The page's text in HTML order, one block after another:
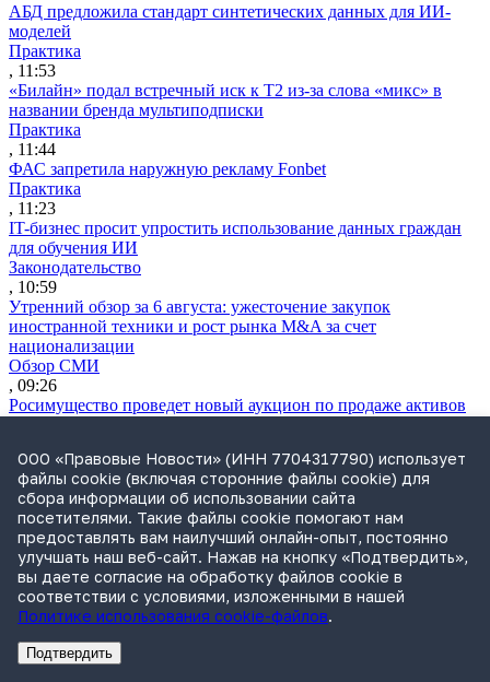
АБД предложила стандарт синтетических данных для ИИ-
моделей
Практика
, 11:53
«Билайн» подал встречный иск к Т2 из-за слова «микс» в
названии бренда мультиподписки
Практика
, 11:44
ФАС запретила наружную рекламу Fonbet
Практика
, 11:23
IT-бизнес просит упростить использование данных граждан
для обучения ИИ
Законодательство
, 10:59
Утренний обзор за 6 августа: ужесточение закупок
иностранной техники и рост рынка M&A за счет
национализации
Обзор СМИ
, 09:26
Росимущество проведет новый аукцион по продаже активов
, 18:50
ВС решит, отвечает ли по долгам брошенной компании новый
руководитель
Практика
, 18:47
Путин подписал закон о новых правилах комплексного
развития территорий
Законодательство
, 18:24
ВС защитил право на взыскание займа по расписке
Практика
РекламаАдвокатское бюро Санкт-Петербурга «Вертикаль» ИНН 7841290773
ООО «Правовые Новости» (ИНН 7704317790) использует
файлы cookie (включая сторонние файлы cookie) для
сбора информации об использовании сайта
посетителями. Такие файлы cookie помогают нам
предоставлять вам наилучший онлайн-опыт, постоянно
улучшать наш веб-сайт. Нажав на кнопку «Подтвердить»,
вы даете согласие на обработку файлов cookie в
соответствии с условиями, изложенными в нашей
Политике использования cookie-файлов.
Подтвердить